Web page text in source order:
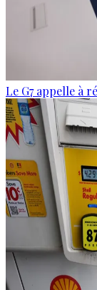
Le G7 appelle à